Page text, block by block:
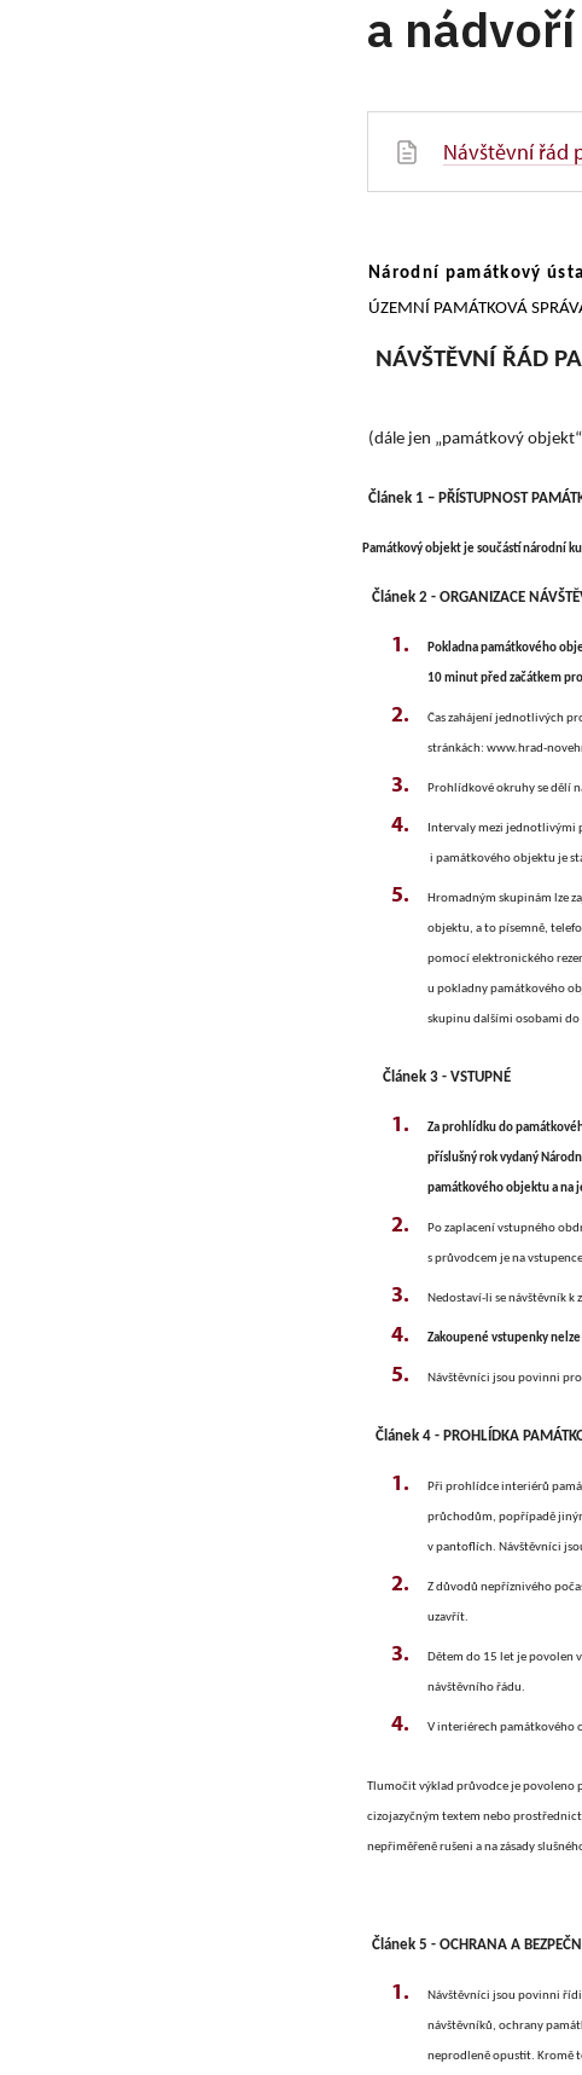
a nádvoří
Návštěvní řád
Národní památkový
ÚZEMNÍ PAMÁTKOVÁ SPRÁVA
NÁVŠTĚVNÍ ŘÁD
(dále jen „památkový
Článek 1 – PŘÍSTUPNOST
Památkový objekt je součástí národní
Článek 2 - ORGANIZACE
Pokladna památkového
10 minut před začátkem
Čas zahájení jednotlivých
stránkách: www.hrad-
Prohlídkové okruhy se dělí
Intervaly mezi jednotlivými
i památkového objektu je
Hromadným skupinám lze
objektu, a to písemně,
pomocí elektronického
u pokladny památkového
skupinu dalšími osobami
Článek 3 - VSTUPNÉ
Za prohlídku do
příslušný rok vydaný
památkového objektu a na
Po zaplacení vstupného
s průvodcem je na
Nedostaví-li se návštěvník k
Zakoupené vstupenky
Návštěvníci jsou povinni
Článek 4 - PROHLÍDKA
Při prohlídce interiérů
průchodům, popřípadě
v pantoflích. Návštěvníci
Zdůvodů nepříznivého
uzavřít.
Dětem do 15 let je povolen
návštěvního řádu.
V interiérech památkového
Tlumočit výklad průvodce je povoleno
cizojazyčným textem nebo
nepřiměřeně rušeni a na zásady
Článek 5 - OCHRANA A
Návštěvníci jsou povinni
návštěvníků, ochrany
neprodleně opustit. Kromě